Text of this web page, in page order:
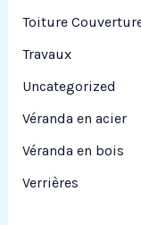
Toiture
Travaux
Uncategorized
Véranda en acier
Véranda en bois
Verrières